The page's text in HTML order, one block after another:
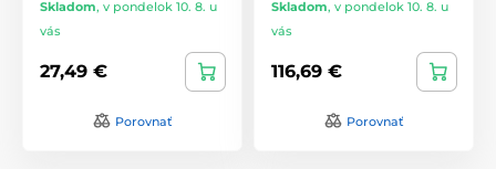
Skladom, v pondelok 10. 8. u
vás
27,49 €
Porovnať
Skladom, v pondelok 10. 8. u
vás
116,69 €
Porovnať